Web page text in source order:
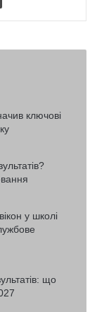
ключові
у школі
що